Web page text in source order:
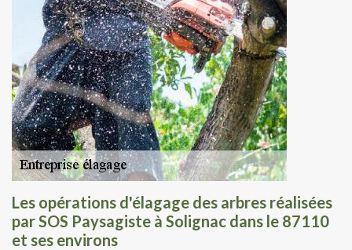
Les opérations d'élagage des arbres réalisées
par SOS Paysagiste à Solignac dans le 87110
et ses environs